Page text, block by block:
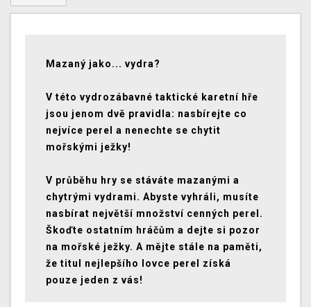
Mazaný jako... vydra?
V této vydrozábavné taktické karetní hře
jsou jenom dvě pravidla: nasbírejte co
nejvíce perel a nenechte se chytit
mořskými ježky!
V průběhu hry se stáváte mazanými a
chytrými vydrami. Abyste vyhráli, musíte
nasbírat největší množství cenných perel.
Škoďte ostatním hráčům a dejte si pozor
na mořské ježky. A mějte stále na paměti,
že titul nejlepšího lovce perel získá
pouze jeden z vás!